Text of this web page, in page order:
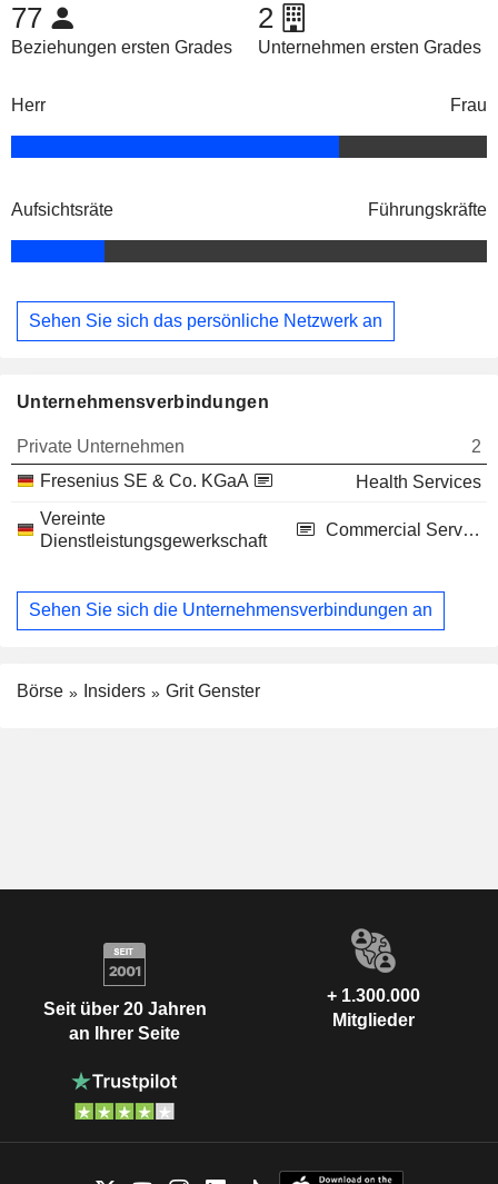
77
Beziehungen ersten Grades
2
Unternehmen ersten Grades
Herr Frau
Aufsichtsräte Führungskräfte
Sehen Sie sich das persönliche Netzwerk an
Unternehmensverbindungen
Private Unternehmen
2
Fresenius SE & Co. KGaA
Health Services
Vereinte
Dienstleistungsgewerkschaft
Commercial Services
Sehen Sie sich die Unternehmensverbindungen an
Börse Insiders Grit Genster
Seit über 20 Jahren
an Ihrer Seite
+ 1.300.000
Mitglieder